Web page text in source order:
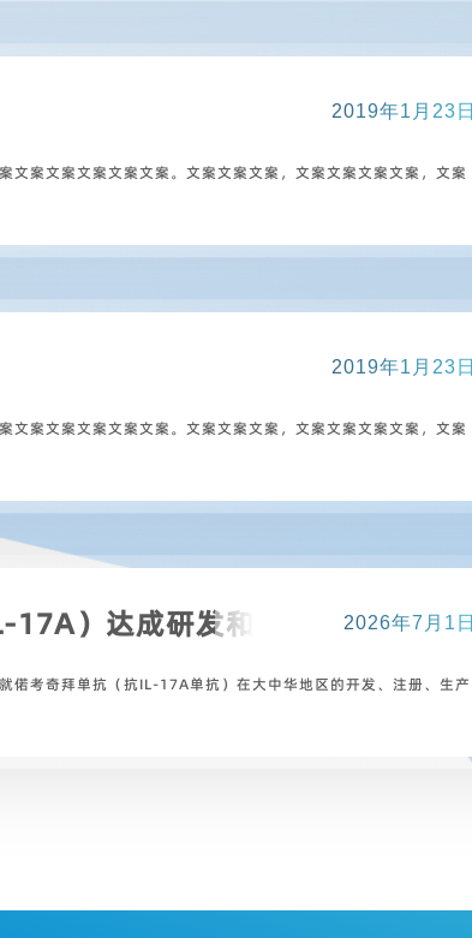
2019年1月23
案文案文案文案文案。文案文案文案，文案文案文案文案，文案
2019年1月23
案文案文案文案文案。文案文案文案，文案文案文案文案，文案
17A）达成研发和商业化合作
2026年7月1
偌考奇拜单抗（抗IL-17A单抗）在大中华地区的开发、注册、生产